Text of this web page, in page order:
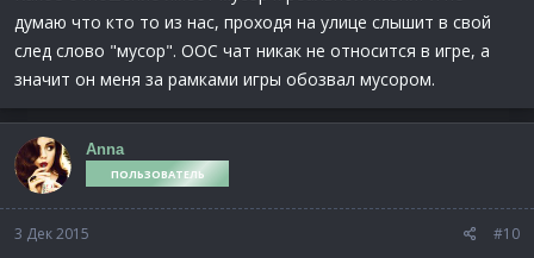
думаю что кто то из нас, проходя на улице слышит в свой
след слово "мусор". ООС чат никак не относится в игре, а
значит он меня за рамками игры обозвал мусором.
Anna
ПОЛЬЗОВАТЕЛЬ
3 Дек 2015 #10